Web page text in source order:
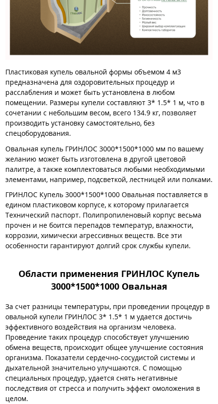
Пластиковая купель овальной формы объемом 4 м3
предназначена для оздоровительных процедур и
расслабления и может быть установлена в любом
помещении. Размеры купели составляют 3* 1.5* 1 м, что в
сочетании с небольшим весом, всего 134.9 кг, позволяет
производить установку самостоятельно, без
спецоборудования.
Овальная купель ГРИНЛОС 3000*1500*1000 мм по вашему
желанию может быть изготовлена в другой цветовой
палитре, а также комплектоваться любыми необходимыми
элементами, например, подсветкой, лестницей или полками.
ГРИНЛОС Купель 3000*1500*1000 Овальная поставляется в
едином пластиковом корпусе, к которому прилагается
Технический паспорт. Полипропиленовый корпус весьма
прочен и не боится перепадов температур, влажности,
коррозии, химически агрессивных веществ. Все эти
особенности гарантируют долгий срок службы купели.
Области применения ГРИНЛОС Купель
3000*1500*1000 Овальная
За счет разницы температуры, при проведении процедур в
овальной купели ГРИНЛОС 3* 1.5* 1 м удается достичь
эффективного воздействия на организм человека.
Проведение таких процедур способствует улучшению
обмена веществ, происходит общее улучшение состояния
организма. Показатели сердечно-сосудистой системы и
дыхательной значительно улучшаются. С помощью
специальных процедур, удается снять негативные
последствия от стресса и получить эффект омоложения в
целом.